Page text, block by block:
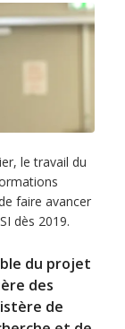
le travail du
faire avancer
dès 2019.
du projet
des
de